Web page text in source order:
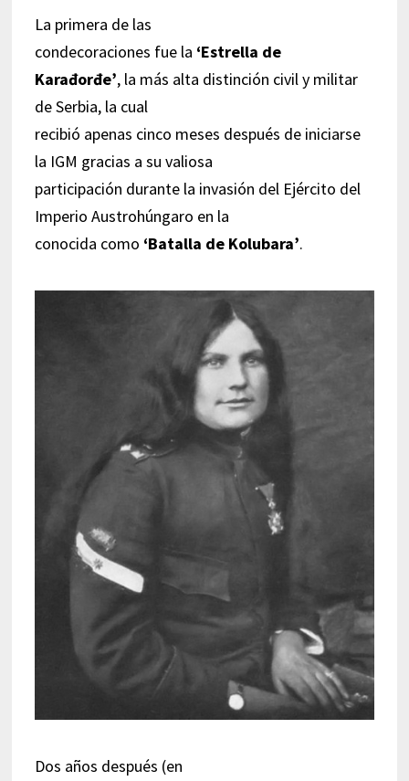
La primera de las
condecoraciones fue la ‘Estrella de
Karađorđe’, la más alta distinción civil y militar
de Serbia, la cual
recibió apenas cinco meses después de iniciarse
la IGM gracias a su valiosa
participación durante la invasión del Ejército del
Imperio Austrohúngaro en la
conocida como ‘Batalla de Kolubara’.
Dos años después (en